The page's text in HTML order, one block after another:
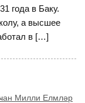
года в Баку.
а высшее
в […]
Милли Елмләр